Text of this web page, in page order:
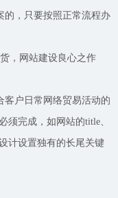
的，只要按照正常流程办
，网站建设良心之作
客户日常网络贸易活动的
须完成，如网站的title、
计设置独有的长尾关键